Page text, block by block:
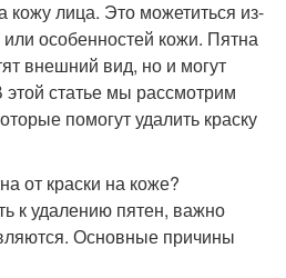
кожу лица. Это можетиться из-
особенностей кожи. Пятна
внешний вид, но и могут
статье мы рассмотрим
помогут удалить краску
от краски на коже?
к удалению пятен, важно
Основные причины